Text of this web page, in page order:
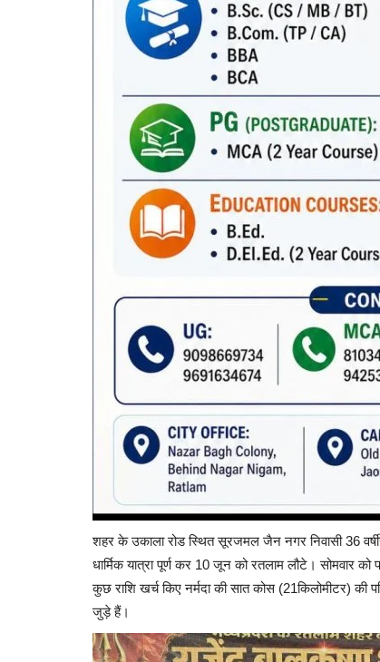
शहर के उकाला रोड स्थित सूरजमल जैन नगर निवासी 36
धार्मिक यात्रा पूर्ण कर 10 जून को रतलाम लौटे। सोमवार
कुछ राशि खर्च किए नर्मदा की सात कोस (21किलोमीटर) की
जुड़े हैं।